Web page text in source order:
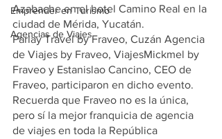
Emprender en Turismo
Agencias de Viajes
Azabache en el hotel Camino Real en la
ciudad de Mérida, Yucatán.
Parlay Travel by Fraveo, Cuzán Agencia
de Viajes by Fraveo, ViajesMickmel by
Fraveo y Estanislao Cancino, CEO de
Fraveo, participaron en dicho evento.
Recuerda que Fraveo no es la única,
pero sí la mejor franquicia de agencia
de viajes en toda la República